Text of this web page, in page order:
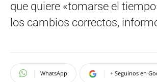
que quiere «tomarse el
los cambios correctos,
WhatsApp + Seguinos en